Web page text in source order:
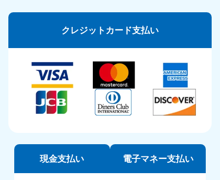
クレジットカード支払い
現金支払い 電子マネー支払い